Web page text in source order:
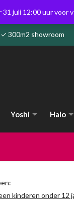
300m2 showroom
Yoshi Halo
kinderen onder 12
juli 12:00 uur voor